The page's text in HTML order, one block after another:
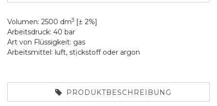
Volumen: 2500 dm3 [± 2%]
Arbeitsdruck: 40 bar
Art von Flüssigkeit: gas
Arbeitsmittel: luft, stịckstoff oder argon
PRODUKTBESCHREIBUNG